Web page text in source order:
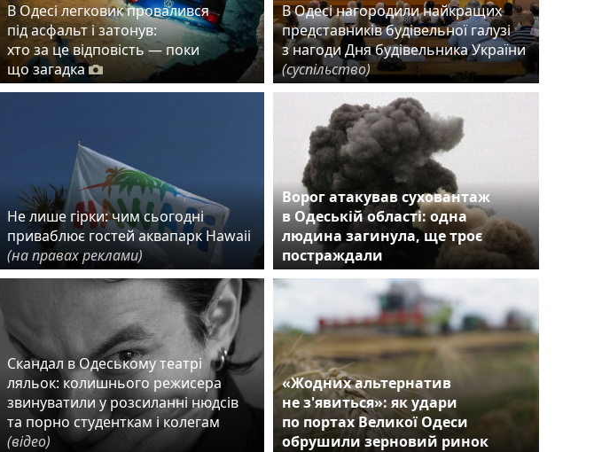
В Одесі легковик провалився
під асфальт і затонув:
хто за це відповість — поки
що загадка
В Одесі нагородили найкращих
представників будівельної галузі
з нагоди Дня будівельника України
(суспільство)
Не лише гірки: чим сьогодні
приваблює гостей аквапарк Hawaii
(на правах реклами)
Ворог атакував суховантаж
в Одеській області: одна
людина загинула, ще троє
постраждали
Скандал в Одеському театрі
ляльок: колишнього режисера
звинуватили у розсиланні нюдсів
та порно студенткам і колегам
(відео)
«Жодних альтернатив
не з'явиться»: як удари
по портах Великої Одеси
обрушили зерновий ринок